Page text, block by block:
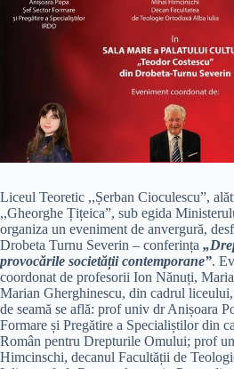
Liceul Teoretic ,,Șerban Cioculescu”,
,,Gheorghe Țițeica”, sub egida
organiza un eveniment de anvergură,
Drobeta Turnu Severin – conferința
provocările societății contemporane”.
coordonat de profesorii Ion Nănuți,
Marian Gherghinescu, din cadrul
de seamă se află: prof univ dr Anișoara
Formare și Pregătire a Specialiștilor din
Român pentru Drepturile Omului; prof
Himcinschi, decanul Facultății de